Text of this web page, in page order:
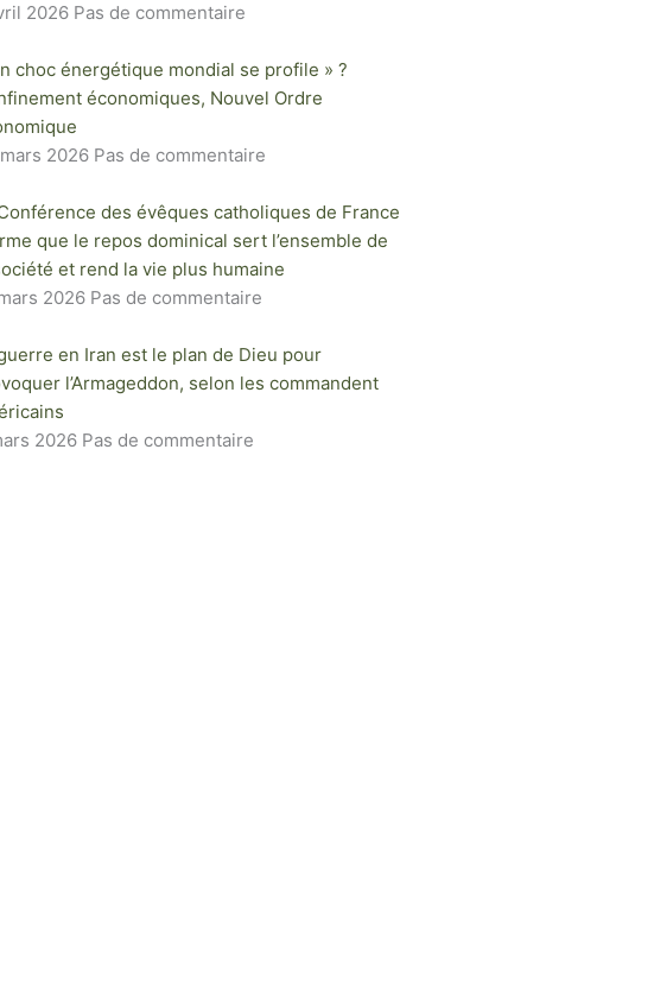
2026 Pas de commentaire
choc énergétique mondial se profile » ?
économiques, Nouvel Ordre
2026 Pas de commentaire
des évêques catholiques de France
que le repos dominical sert l’ensemble de
et rend la vie plus humaine
2026 Pas de commentaire
en Iran est le plan de Dieu pour
l’Armageddon, selon les commandent
2026 Pas de commentaire